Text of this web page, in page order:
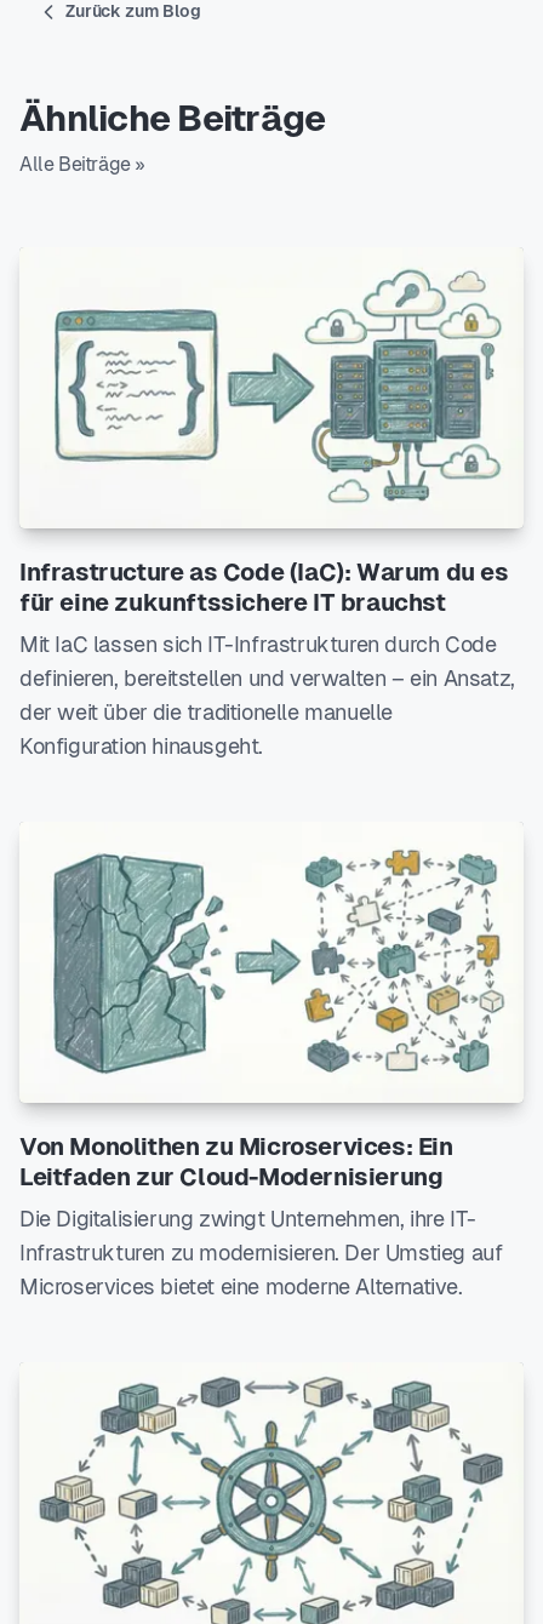
Zurück zum Blog
Ähnliche Beiträge
Alle Beiträge »
Infrastructure as Code (IaC): Warum du es
für eine zukunftssichere IT brauchst
Mit IaC lassen sich IT-Infrastrukturen durch Code
definieren, bereitstellen und verwalten – ein Ansatz,
der weit über die traditionelle manuelle
Konfiguration hinausgeht.
Von Monolithen zu Microservices: Ein
Leitfaden zur Cloud-Modernisierung
Die Digitalisierung zwingt Unternehmen, ihre IT-
Infrastrukturen zu modernisieren. Der Umstieg auf
Microservices bietet eine moderne Alternative.